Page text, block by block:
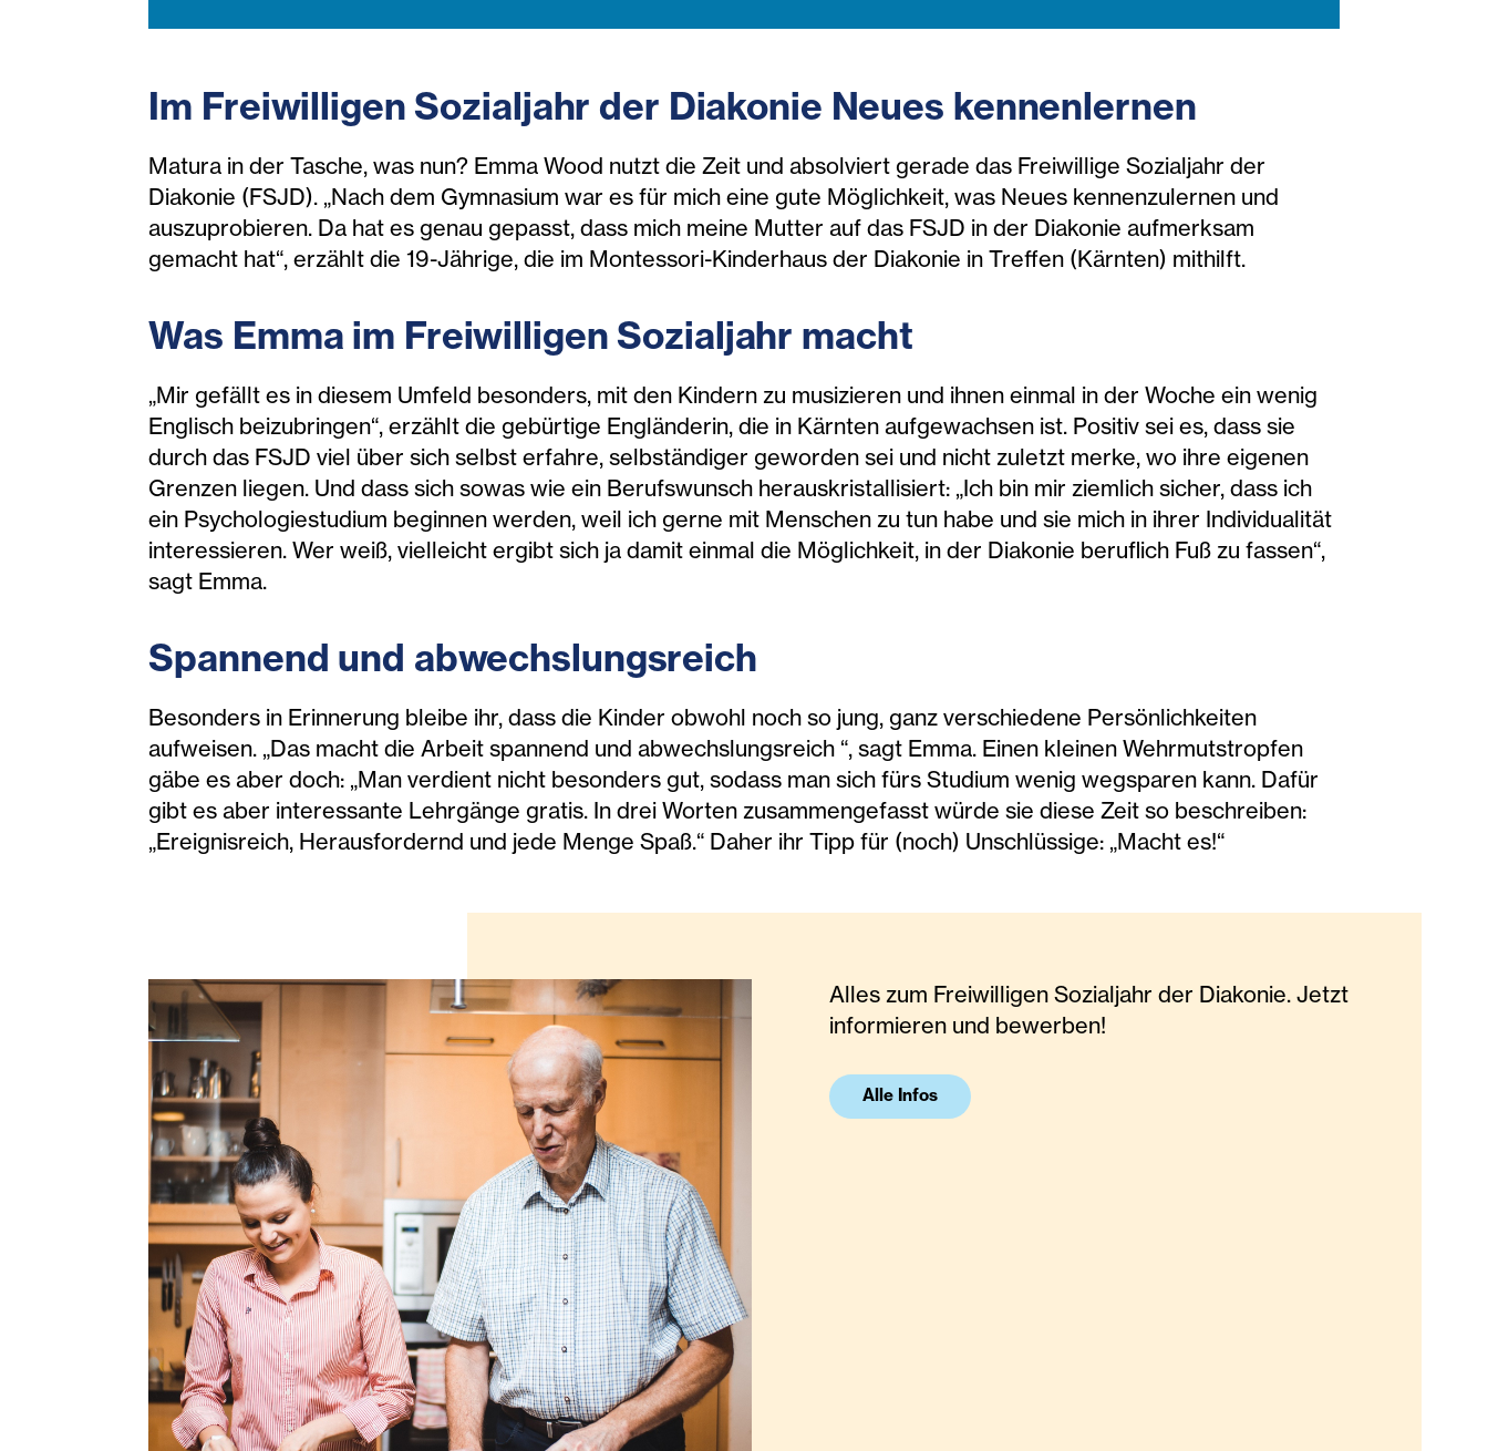
Im Freiwilligen Sozialjahr der Diakonie Neues kennenlernen
Matura in der Tasche, was nun? Emma Wood nutzt die Zeit und absolviert gerade das Freiwillige Sozialjahr der
Diakonie (FSJD). „Nach dem Gymnasium war es für mich eine gute Möglichkeit, was Neues kennenzulernen und
auszuprobieren. Da hat es genau gepasst, dass mich meine Mutter auf das FSJD in der Diakonie aufmerksam
gemacht hat“, erzählt die 19-Jährige, die im Montessori-Kinderhaus der Diakonie in Treffen (Kärnten) mithilft.
Was Emma im Freiwilligen Sozialjahr macht
„Mir gefällt es in diesem Umfeld besonders, mit den Kindern zu musizieren und ihnen einmal in der Woche ein wenig
Englisch beizubringen“, erzählt die gebürtige Engländerin, die in Kärnten aufgewachsen ist. Positiv sei es, dass sie
durch das FSJD viel über sich selbst erfahre, selbständiger geworden sei und nicht zuletzt merke, wo ihre eigenen
Grenzen liegen. Und dass sich sowas wie ein Berufswunsch herauskristallisiert: „Ich bin mir ziemlich sicher, dass ich
ein Psychologiestudium beginnen werden, weil ich gerne mit Menschen zu tun habe und sie mich in ihrer Individualität
interessieren. Wer weiß, vielleicht ergibt sich ja damit einmal die Möglichkeit, in der Diakonie beruflich Fuß zu fassen“,
sagt Emma.
Spannend und abwechslungsreich
Besonders in Erinnerung bleibe ihr, dass die Kinder obwohl noch so jung, ganz verschiedene Persönlichkeiten
aufweisen. „Das macht die Arbeit spannend und abwechslungsreich “, sagt Emma. Einen kleinen Wehrmutstropfen
gäbe es aber doch: „Man verdient nicht besonders gut, sodass man sich fürs Studium wenig wegsparen kann. Dafür
gibt es aber interessante Lehrgänge gratis. In drei Worten zusammengefasst würde sie diese Zeit so beschreiben:
„Ereignisreich, Herausfordernd und jede Menge Spaß.“ Daher ihr Tipp für (noch) Unschlüssige: „Macht es!“
Alles zum Freiwilligen Sozialjahr der Diakonie. Jetzt
informieren und bewerben!
Alle Infos